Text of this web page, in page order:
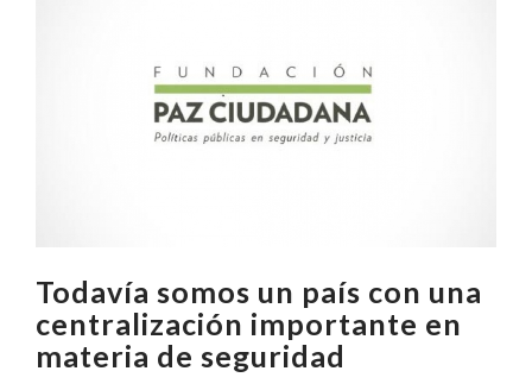
Todavía somos un país con una
centralización importante en
materia de seguridad